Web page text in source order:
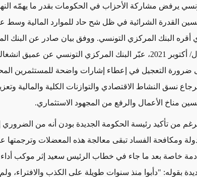
يرفض مشاركة الأحزاب في الحكومات بقدر ما يهمّه
الأول/ أكتوبر 2021، عبّر البنك المركزي التونسي عن
ضرورة التعجيل في إعطاء إشارات واضحة للمستثمرين
نسق النشاط الاقتصادي والتوازنات الكلية والمالية
مناخ الأعمال والرفع من المجهود الاستثماري.
من تأكيد رئيسة الحكومة الجديدة بودن أنه من الضروري
ومكافحة الفساد تبقى معالجة هذه المعضلات وترجمتها
خاصة بعد ما جاء في خطاب الرئيس سعيد إثر موكب أداء
بقوله: "دأبوا منذ سنوات طويلة على الكذب والافتراء،